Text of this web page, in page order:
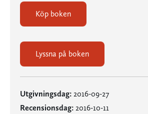
Köp boken
Lyssna på boken
Utgivningsdag: 2016-09-27
Recensionsdag: 2016-10-11